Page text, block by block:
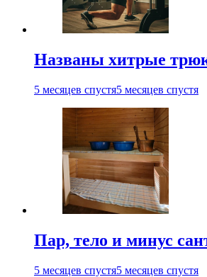
Названы хитрые
5 месяцев спустя5 месяцев спустя
Пар, тело и минус
5 месяцев спустя5 месяцев спустя